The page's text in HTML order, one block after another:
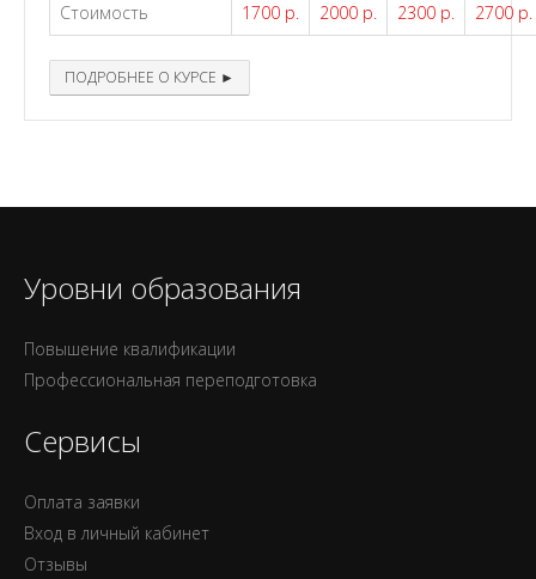
Стоимость
1700 р. 2000 р. 2300 р. 2700 р.
ПОДРОБНЕЕ О КУРСЕ ►
Уровни образования
Повышение квалификации
Профессиональная переподготовка
Сервисы
Оплата заявки
Вход в личный кабинет
Отзывы